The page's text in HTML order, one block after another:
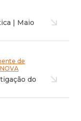
| Maio
de
do